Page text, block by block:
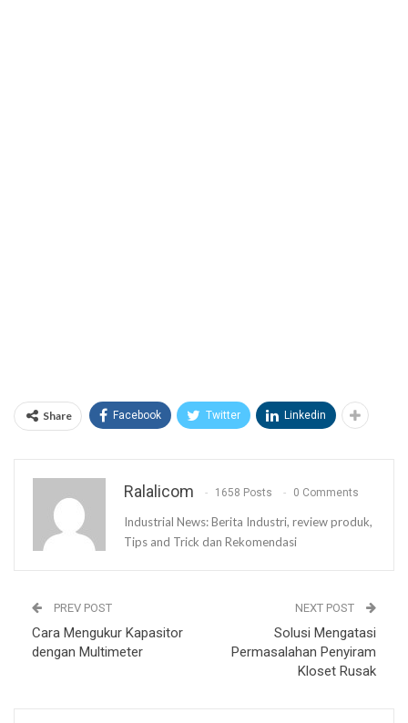
Share Facebook Twitter Linkedin
Ralalicom 1658 Posts 0 Comments
Industrial News: Berita Industri, review produk,
Tips and Trick dan Rekomendasi
PREV POST
Cara Mengukur Kapasitor
dengan Multimeter
NEXT POST
Solusi Mengatasi
Permasalahan Penyiram
Kloset Rusak